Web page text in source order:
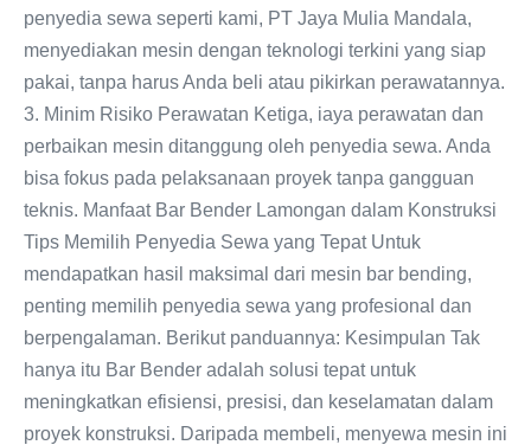
penyedia sewa seperti kami, PT Jaya Mulia Mandala,
menyediakan mesin dengan teknologi terkini yang siap
pakai, tanpa harus Anda beli atau pikirkan perawatannya.
3. Minim Risiko Perawatan Ketiga, iaya perawatan dan
perbaikan mesin ditanggung oleh penyedia sewa. Anda
bisa fokus pada pelaksanaan proyek tanpa gangguan
teknis. Manfaat Bar Bender Lamongan dalam Konstruksi
Tips Memilih Penyedia Sewa yang Tepat Untuk
mendapatkan hasil maksimal dari mesin bar bending,
penting memilih penyedia sewa yang profesional dan
berpengalaman. Berikut panduannya: Kesimpulan Tak
hanya itu Bar Bender adalah solusi tepat untuk
meningkatkan efisiensi, presisi, dan keselamatan dalam
proyek konstruksi. Daripada membeli, menyewa mesin ini